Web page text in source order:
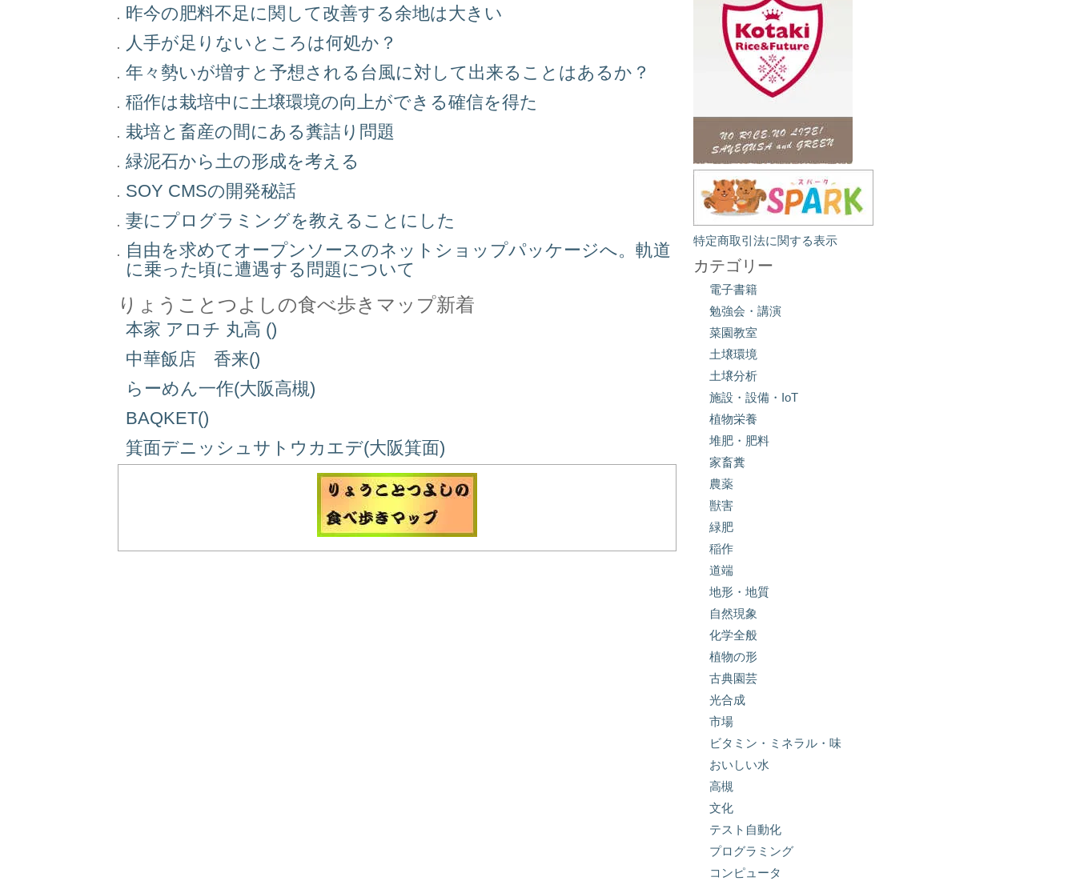
昨今の肥料不足に関して改善する余地は大きい
人手が足りないところは何処か？
年々勢いが増すと予想される台風に対して出来ることはあるか？
稲作は栽培中に土壌環境の向上ができる確信を得た
栽培と畜産の間にある糞詰り問題
緑泥石から土の形成を考える
SOY CMSの開発秘話
妻にプログラミングを教えることにした
自由を求めてオープンソースのネットショップパッケージへ。軌道
に乗った頃に遭遇する問題について
りょうことつよしの食べ歩きマップ新着
本家 アロチ 丸高 ()
中華飯店 香来()
らーめん一作(大阪高槻)
BAQKET()
箕面デニッシュサトウカエデ(大阪箕面)
特定商取引法に関する表示
カテゴリー
電子書籍
勉強会・講演
菜園教室
土壌環境
土壌分析
施設・設備・IoT
植物栄養
堆肥・肥料
家畜糞
農薬
獣害
緑肥
稲作
道端
地形・地質
自然現象
化学全般
植物の形
古典園芸
光合成
市場
ビタミン・ミネラル・味
おいしい水
高槻
文化
テスト自動化
プログラミング
コンピュータ